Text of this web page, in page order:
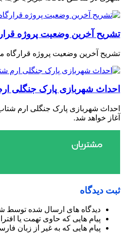
تشریح آخرین وضعیت پروژه قرارگاه مسکن ۱۹۲
تشریح آخرین وضعیت پروژه قرارگاه مسکن ۱۹۲ واحدی شهرداری منطقه ۲ شهردار منطقه ۲ آخرین وضعیت احداث پروژه مسکن ۱۹۲ واحدی را
احداث شهربازی پارک جنگلی
آغاز خواهد شد.
ثبت دیدگاه
دیدگاه های ارسال شده توسط
پیام هایی که حاوی تهمت یا
پیام هایی که به غیر از زبان